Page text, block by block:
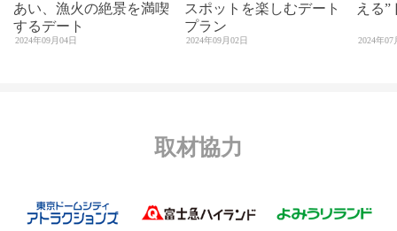
あい、漁火の絶景を満喫
するデート
2024年09月04日
スポットを楽しむデート
プラン
2024年09月02日
える”
2024年07
取材協力